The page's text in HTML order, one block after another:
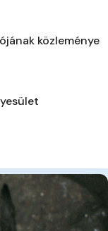
közleménye